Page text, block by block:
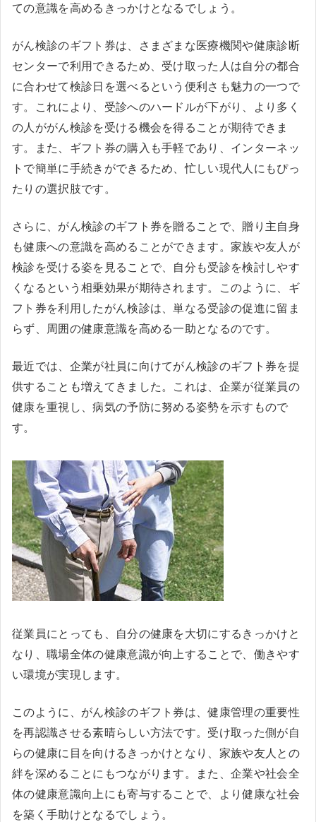
ての意識を高めるきっかけとなるでしょう。
がん検診のギフト券は、さまざまな医療機関や健康診断
センターで利用できるため、受け取った人は自分の都合
に合わせて検診日を選べるという便利さも魅力の一つで
す。これにより、受診へのハードルが下がり、より多く
の人ががん検診を受ける機会を得ることが期待できま
す。また、ギフト券の購入も手軽であり、インターネッ
トで簡単に手続きができるため、忙しい現代人にもぴっ
たりの選択肢です。
さらに、がん検診のギフト券を贈ることで、贈り主自身
も健康への意識を高めることができます。家族や友人が
検診を受ける姿を見ることで、自分も受診を検討しやす
くなるという相乗効果が期待されます。このように、ギ
フト券を利用したがん検診は、単なる受診の促進に留ま
らず、周囲の健康意識を高める一助となるのです。
最近では、企業が社員に向けてがん検診のギフト券を提
供することも増えてきました。これは、企業が従業員の
健康を重視し、病気の予防に努める姿勢を示すもので
す。
従業員にとっても、自分の健康を大切にするきっかけと
なり、職場全体の健康意識が向上することで、働きやす
い環境が実現します。
このように、がん検診のギフト券は、健康管理の重要性
を再認識させる素晴らしい方法です。受け取った側が自
らの健康に目を向けるきっかけとなり、家族や友人との
絆を深めることにもつながります。また、企業や社会全
体の健康意識向上にも寄与することで、より健康な社会
を築く手助けとなるでしょう。